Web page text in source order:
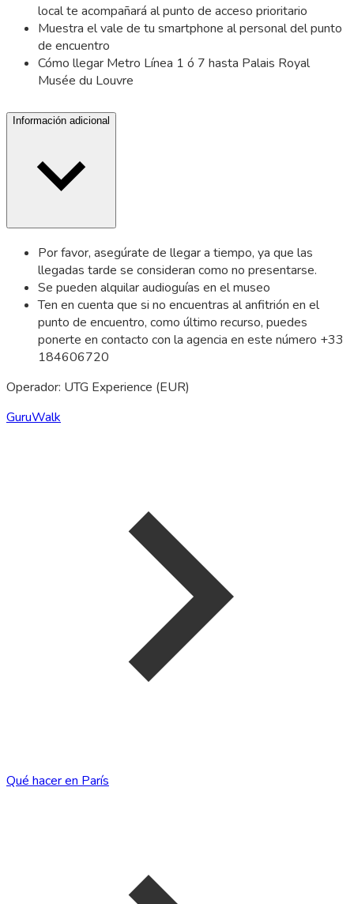
local te acompañará al punto de acceso prioritario
Muestra el vale de tu smartphone al personal del punto
de encuentro
Cómo llegar Metro Línea 1 ó 7 hasta Palais Royal
Musée du Louvre
Información adicional
Por favor, asegúrate de llegar a tiempo, ya que las
llegadas tarde se consideran como no presentarse.
Se pueden alquilar audioguías en el museo
Ten en cuenta que si no encuentras al anfitrión en el
punto de encuentro, como último recurso, puedes
ponerte en contacto con la agencia en este número +33
184606720
Operador: UTG Experience (EUR)
GuruWalk
Qué hacer en París